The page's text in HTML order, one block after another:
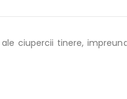
ciupercii tinere,